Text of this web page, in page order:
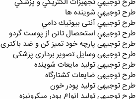
طرح توجیهي شوینده ها
طرح توجيهي آنتی بيوتيك دامي
طرح توجیهي استحصال تانن از پوست گردو
طرح توجیهی پارچه خود تمیز کن و ضد باکتری
طرح توجیهی وسایل تصویر برداری پزشکی
طرح توجیهی تولید مایعات شوینده
طرح توجیهی ضایعات کشتارگاه
طرح توجیهی تولید پودر خون
طرح توجیهی تولید انواع پودر میکرونیزه